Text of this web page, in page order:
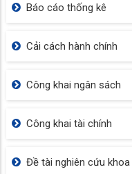
Báo cáo thống kê
Cải cách hành chính
Công khai ngân sách
Công khai tài chính
Đề tài nghiên cứu